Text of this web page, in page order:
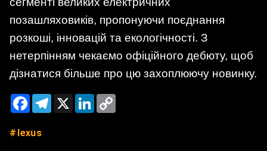
позашляховиків, пропонуючи поєднання
розкоші, інновацій та екологічності. З
нетерпінням чекаємо офіційного дебюту, щоб
дізнатися більше про цю захоплюючу новинку.
FacebookTelegram
X LinkedIn
lexus